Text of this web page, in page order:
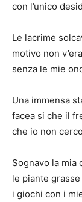
con l’unico
Le lacrime
motivo non
senza le mie
Una immensa
facea si che il
che io non
Sognavo la mia
le piante
i giochi con i